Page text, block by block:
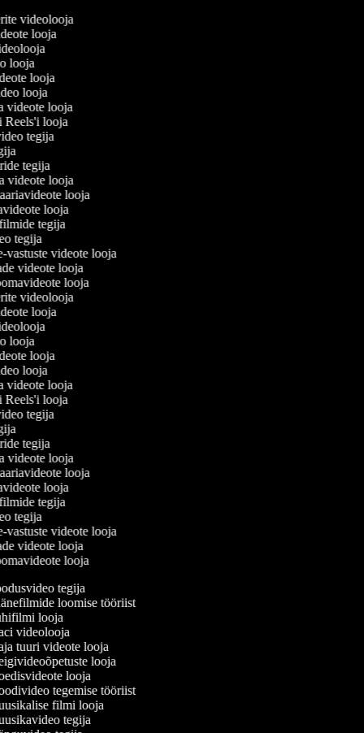
videolooja
looja
looja
looja
looja
videote looja
Reels'i looja
tegija
tegija
videote looja
looja
looja
tegija
tegija
vastuste videote looja
videote looja
looja
videolooja
looja
looja
looja
looja
videote looja
Reels'i looja
tegija
tegija
videote looja
looja
looja
tegija
tegija
vastuste videote looja
videote looja
looja
tegija
loomise tööriist
looja
videolooja
tuuri videote looja
looja
looja
tegemise tööriist
filmi looja
tegija